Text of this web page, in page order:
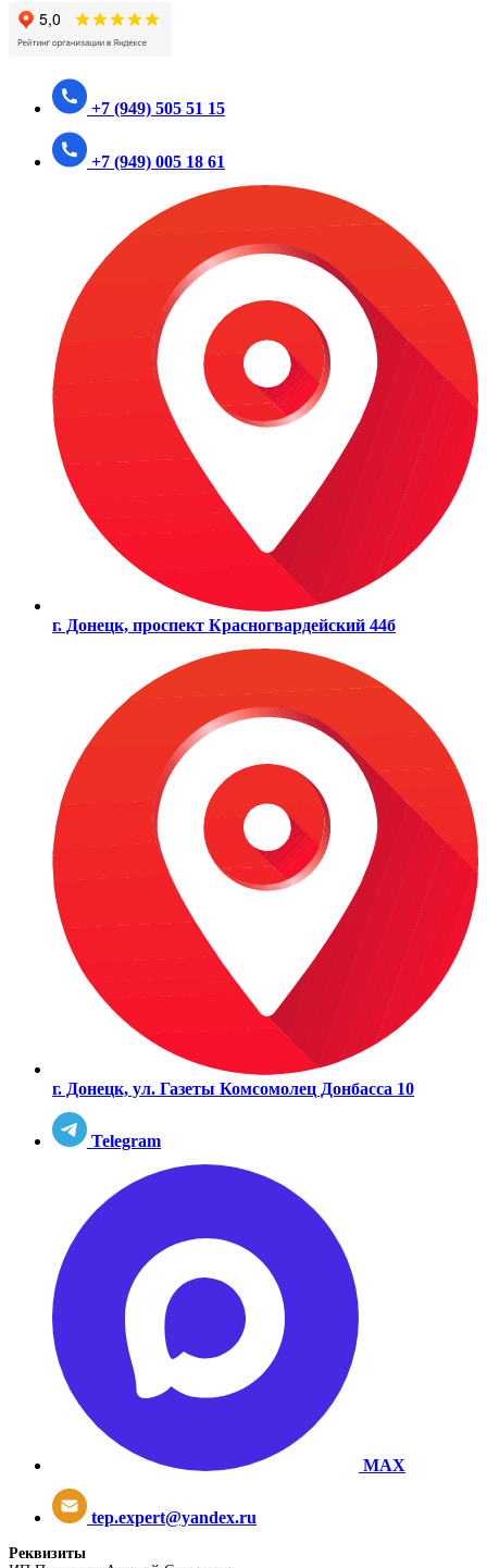
+7 (949) 505 51 15
+7 (949) 005 18 61
г. Донецк, проспект Красногвардейский 44б
г. Донецк, ул. Газеты Комсомолец Донбасса 10
Telegram
MAX
tep.expert@yandex.ru
Реквизиты